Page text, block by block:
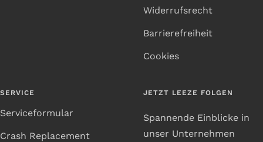
Widerrufsrecht
Barrierefreiheit
Cookies
SERVICE
Serviceformular
Crash Replacement
JETZT LEEZE FOLGEN
Spannende Einblicke in
unser Unternehmen